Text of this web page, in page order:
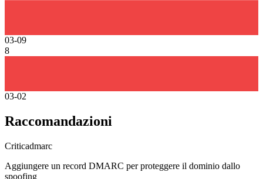
03-09
8
03-02
Raccomandazioni
Criticadmarc
Aggiungere un record DMARC per proteggere il dominio dallo
spoofing